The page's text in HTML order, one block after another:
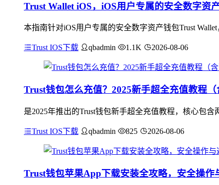
Trust Wallet iOS，iOS用户专属的安全数字资
本指南针对iOS用户专属的安全数字资产钱包Trust
Trust IOS下载 qbadmin 1.1K 2026-08-06
Trust钱包怎么充值？2025新手超全充值教程（
是2025年推出的Trust钱包新手超全充值教程，核心包
Trust IOS下载 qbadmin 825 2026-08-06
Trust钱包苹果App下载安装全攻略，安全操作